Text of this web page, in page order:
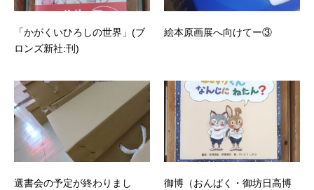
「かがくいひろしの世界」(ブ
ロンズ新社:刊)
絵本原画展へ向けてー③
選書会の予定が終わりまし 御博（おんぱく・御坊日高博